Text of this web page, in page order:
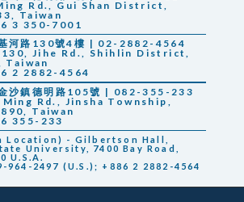
Rd., Gui Shan District,
Taiwan
3 350-7001
河路130號4樓 | 02-2882-4564
Jihe Rd., Shihlin District,
Taiwan
2 2882-4564
沙鎮德明路105號 | 082-355-233
Rd., Jinsha Township,
Taiwan
355-233
Location) - Gilbertson Hall,
University, 7400 Bay Road,
U.S.A.
964-2497 (U.S.); +886 2 2882-4564